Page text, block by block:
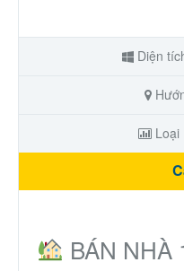
Ecocity Premia
Diện
Loại
BÁN NHÀ